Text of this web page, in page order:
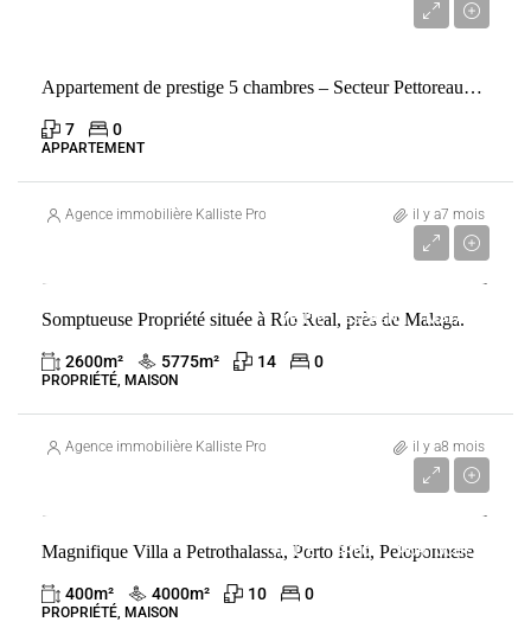
Appartement de prestige 5 chambres – Secteur Pettoreaux, Megève
7 0
APPARTEMENT
Agence immobilière Kalliste Properties il y a7 mois
VENTE ESPAGNE MÁLAGA
Somptueuse Propriété située à Río Real, près de Malaga.
2600m² 5775m² 14 0
PROPRIÉTÉ, MAISON
Agence immobilière Kalliste Properties il y a8 mois
VENTE GRÈCE PORTOCHELI
Magnifique Villa a Petrothalassa, Porto Heli, Peloponnese
400m² 4000m² 10 0
PROPRIÉTÉ, MAISON